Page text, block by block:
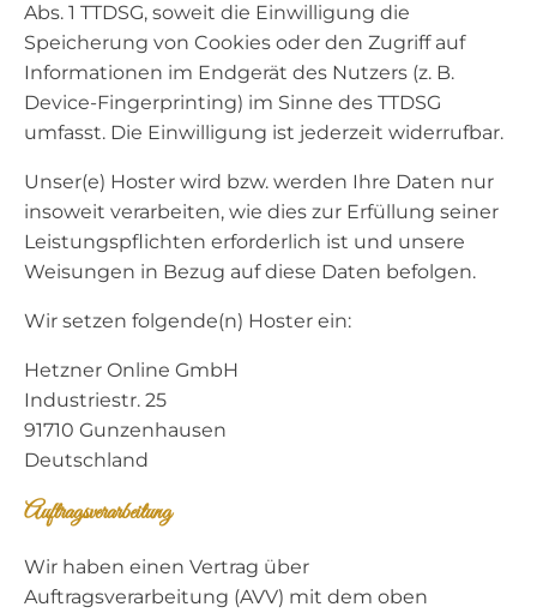
Abs. 1 TTDSG, soweit die Einwilligung die
Speicherung von Cookies oder den Zugriff auf
Informationen im Endgerät des Nutzers (z. B.
Device-Fingerprinting) im Sinne des TTDSG
umfasst. Die Einwilligung ist jederzeit widerrufbar.
Unser(e) Hoster wird bzw. werden Ihre Daten nur
insoweit verarbeiten, wie dies zur Erfüllung seiner
Leistungspflichten erforderlich ist und unsere
Weisungen in Bezug auf diese Daten befolgen.
Wir setzen folgende(n) Hoster ein:
Hetzner Online GmbH
Industriestr. 25
91710 Gunzenhausen
Deutschland
Auftragsverarbeitung
Wir haben einen Vertrag über
Auftragsverarbeitung (AVV) mit dem oben